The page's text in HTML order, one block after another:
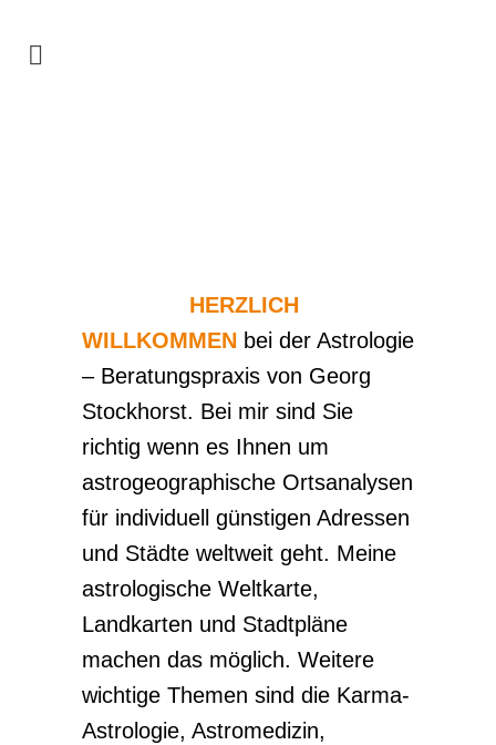
HERZLICH
WILLKOMMEN bei der Astrologie
– Beratungspraxis von Georg
Stockhorst. Bei mir sind Sie
richtig wenn es Ihnen um
astrogeographische Ortsanalysen
für individuell günstigen Adressen
und Städte weltweit geht. Meine
astrologische Weltkarte,
Landkarten und Stadtpläne
machen das möglich. Weitere
wichtige Themen sind die Karma-
Astrologie, Astromedizin,